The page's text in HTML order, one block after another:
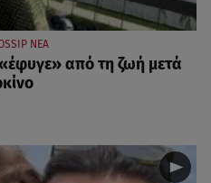
ΝΕΑ
από τη ζωή μετά